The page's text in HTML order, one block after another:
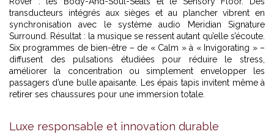
transducteurs intégrés aux sièges et au plancher vibrent en
synchronisation avec le système audio Meridian Signature
Surround. Résultat : la musique se ressent autant qu’elle s’écoute.
Six programmes de bien-être – de « Calm » à « Invigorating » –
diffusent des pulsations étudiées pour réduire le stress,
améliorer la concentration ou simplement envelopper les
passagers d’une bulle apaisante. Les épais tapis invitent même à
retirer ses chaussures pour une immersion totale.
Luxe responsable et innovation durable